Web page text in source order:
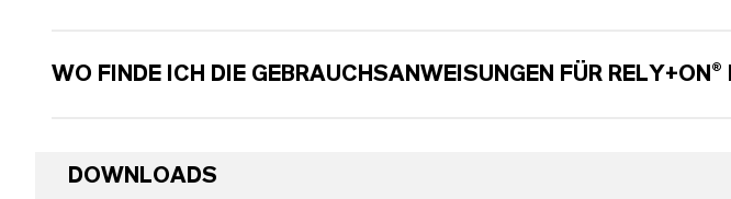
WO FINDE ICH DIE GEBRAUCHSANWEISUNGEN FÜR RELY+ON ®
DOWNLOADS